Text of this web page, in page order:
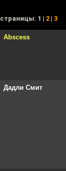
cтраницы: 1 | 2 | 3
Abscess
Дадли Смит